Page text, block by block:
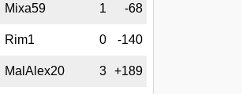
Mixa59 1 -68
Rim1 0 -140
MalAlex20 3 +189